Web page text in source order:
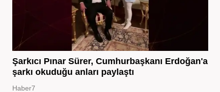
Şarkıcı Pınar Sürer, Cumhurbaşkanı Erdoğan'a
şarkı okuduğu anları paylaştı
Haber7